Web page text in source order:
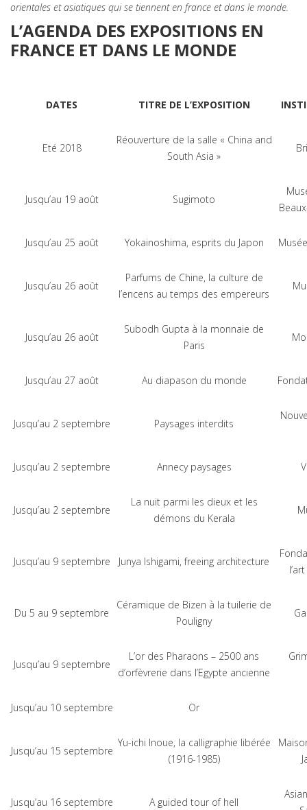
orientales et asiatiques qui se tiennent en france et dans le monde.
L’AGENDA DES EXPOSITIONS EN
FRANCE ET DANS LE MONDE
DATES TITRE DE L’EXPOSITION
Eté 2018
Réouverture de la salle « China and
South Asia »
Jusqu’au 19 août Sugimoto
Jusqu’au 25 août Yokainoshima, esprits du Japon
Jusqu’au 26 août
Parfums de Chine, la culture de
l’encens au temps des empereurs
Jusqu’au 26 août
Subodh Gupta à la monnaie de
Paris
Jusqu’au 27 août Au diapason du monde
Jusqu’au 2 septembre Paysages interdits
Jusqu’au 2 septembre Annecy paysages
Jusqu’au 2 septembre
La nuit parmi les dieux et les
démons du Kerala
Jusqu’au 9 septembre Junya Ishigami, freeing architecture
Du 5 au 9 septembre
Céramique de Bizen à la tuilerie de
Pouligny
Jusqu’au 9 septembre
L’or des Pharaons – 2500 ans
d’orfèvrerie dans l’Egypte ancienne
Jusqu’au 10 septembre Or
Jusqu’au 15 septembre
Yu-ichi Inoue, la calligraphie libérée
(1916-1985)
Jusqu’au 16 septembre A guided tour of hell